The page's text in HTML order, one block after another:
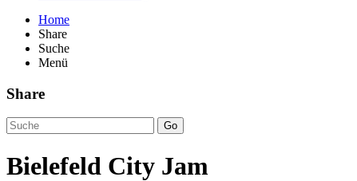
Home
Share
Suche
Menü
Share
Go
Bielefeld City Jam